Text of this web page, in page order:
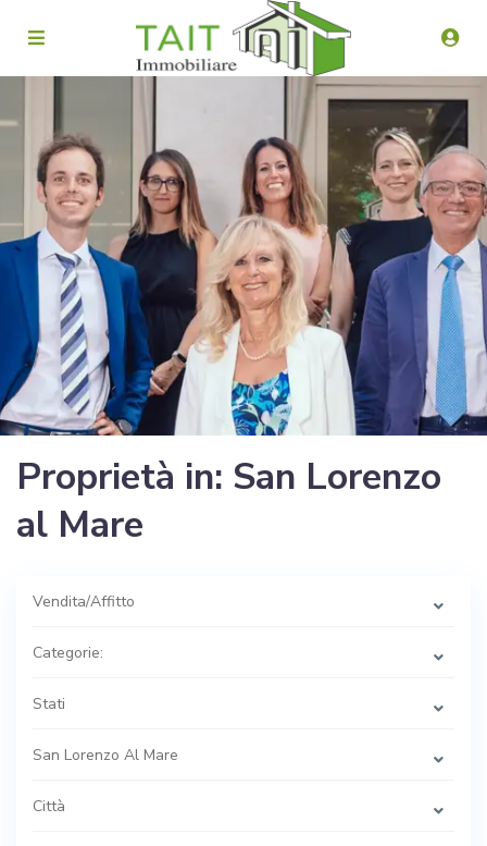
Proprietà in: San Lorenzo
al Mare
Vendita/Affitto
Categorie:
Stati
San Lorenzo Al Mare
Città